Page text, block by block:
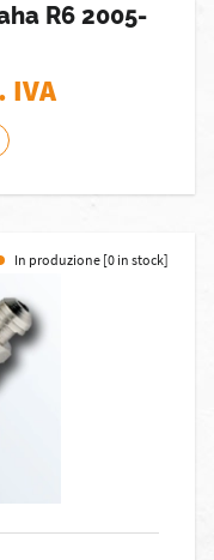
R6 2005-
IVA
In produzione [0 in stock]